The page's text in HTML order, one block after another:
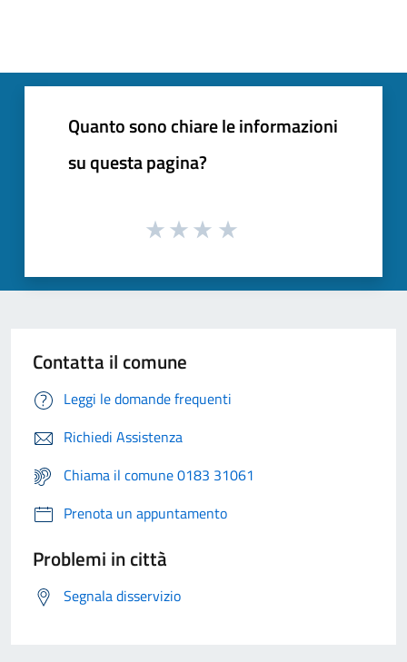
Quanto sono chiare le informazioni
su questa pagina?
Contatta il comune
Leggi le domande frequenti
Richiedi Assistenza
Chiama il comune 0183 31061
Prenota un appuntamento
Problemi in città
Segnala disservizio